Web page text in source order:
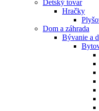
Detský tovar
Hračky
Dom a záhrada
Bývanie a